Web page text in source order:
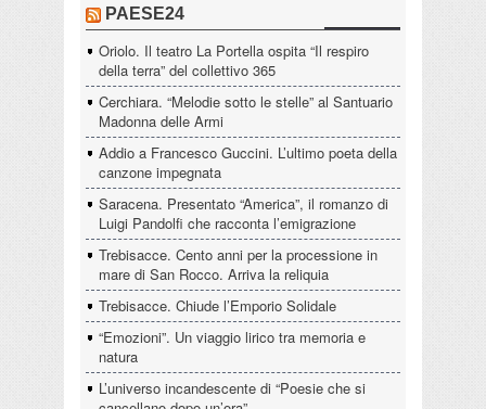
PAESE24
Oriolo. Il teatro La Portella ospita “Il respiro
della terra” del collettivo 365
Cerchiara. “Melodie sotto le stelle” al Santuario
Madonna delle Armi
Addio a Francesco Guccini. L’ultimo poeta della
canzone impegnata
Saracena. Presentato “America”, il romanzo di
Luigi Pandolfi che racconta l’emigrazione
Trebisacce. Cento anni per la processione in
mare di San Rocco. Arriva la reliquia
Trebisacce. Chiude l’Emporio Solidale
“Emozioni”. Un viaggio lirico tra memoria e
natura
L’universo incandescente di “Poesie che si